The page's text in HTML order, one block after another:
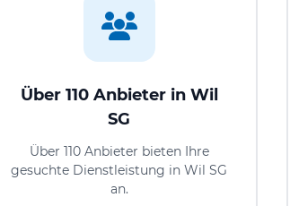
Über 110 Anbieter in Wil
SG
Über 110 Anbieter bieten Ihre
gesuchte Dienstleistung in Wil SG
an.